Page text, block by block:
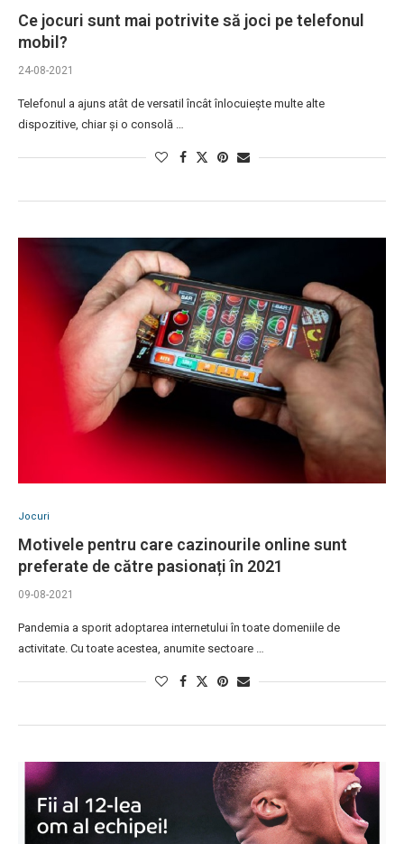
Ce jocuri sunt mai potrivite să joci pe telefonul
mobil?
24-08-2021
Telefonul a ajuns atât de versatil încât înlocuiește multe alte
dispozitive, chiar și o consolă …
Jocuri
Motivele pentru care cazinourile online sunt
preferate de către pasionați în 2021
09-08-2021
Pandemia a sporit adoptarea internetului în toate domeniile de
activitate. Cu toate acestea, anumite sectoare …